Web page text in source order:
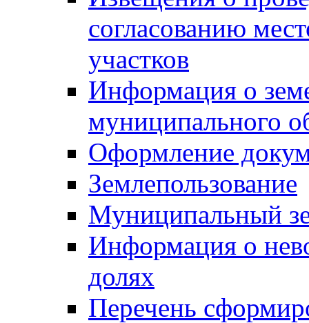
согласованию
участков
Информация о
муниципального
Оформление
Землепользование
Муниципальный
Информация о
долях
Перечень